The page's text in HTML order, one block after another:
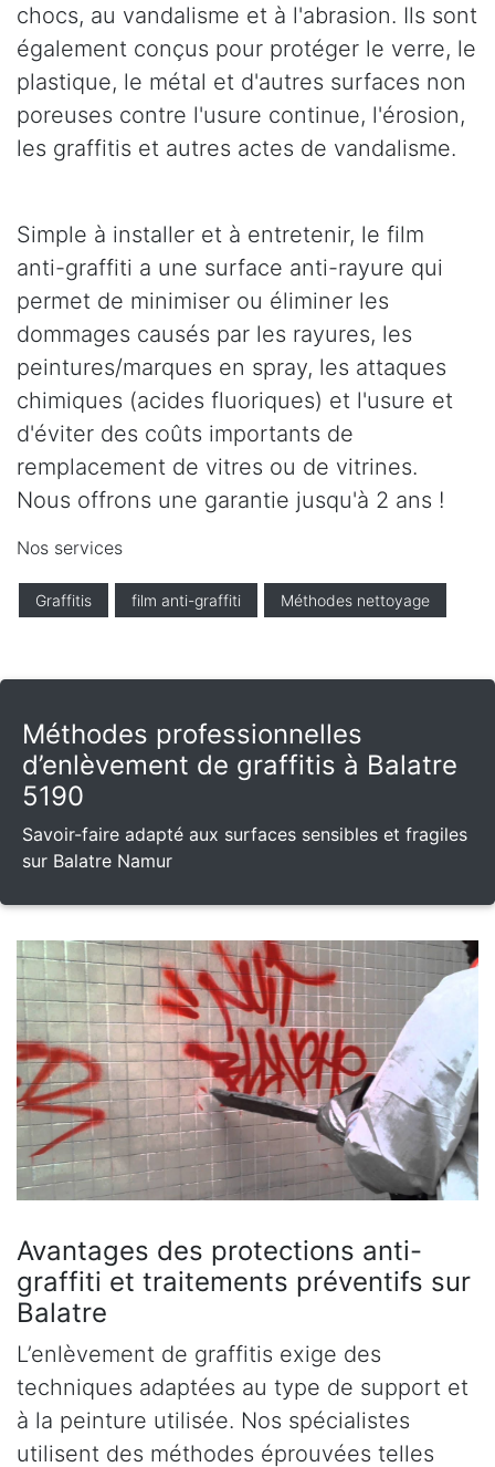
chocs, au vandalisme et à l'abrasion. Ils sont
également conçus pour protéger le verre, le
plastique, le métal et d'autres surfaces non
poreuses contre l'usure continue, l'érosion,
les graffitis et autres actes de vandalisme.
Simple à installer et à entretenir, le film
anti-graffiti a une surface anti-rayure qui
permet de minimiser ou éliminer les
dommages causés par les rayures, les
peintures/marques en spray, les attaques
chimiques (acides fluoriques) et l'usure et
d'éviter des coûts importants de
remplacement de vitres ou de vitrines.
Nous offrons une garantie jusqu'à 2 ans !
Nos services
Graffitis film anti-graffiti Méthodes nettoyage
Méthodes professionnelles
d’enlèvement de graffitis à Balatre
5190
Savoir-faire adapté aux surfaces sensibles et fragiles
sur Balatre Namur
Avantages des protections anti-
graffiti et traitements préventifs sur
Balatre
L’enlèvement de graffitis exige des
techniques adaptées au type de support et
à la peinture utilisée. Nos spécialistes
utilisent des méthodes éprouvées telles